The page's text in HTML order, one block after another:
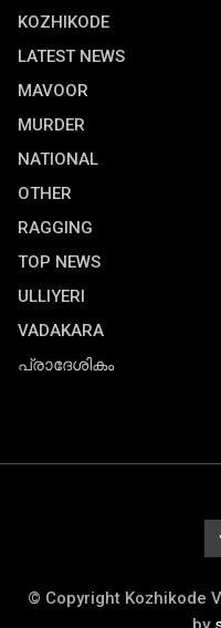
KOZHIKODE
LATEST NEWS
MAVOOR
MURDER
NATIONAL
OTHER
RAGGING
TOP NEWS
ULLIYERI
VADAKARA
പ്രാദേശികം
© Copyright Kozhikode